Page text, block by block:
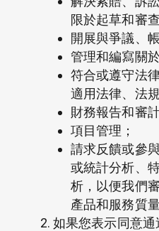
限於起草和審
開展與爭議、
管理和編寫關
符合或遵守法
適用法律、法
財務報告和審
項目管理；
請求反饋或參
或統計分析、
析，以便我們
產品和服務質量
如果您表示同意